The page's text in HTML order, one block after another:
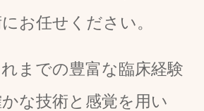
お任せください。
までの豊富な臨床経験
な技術と感覚を用い